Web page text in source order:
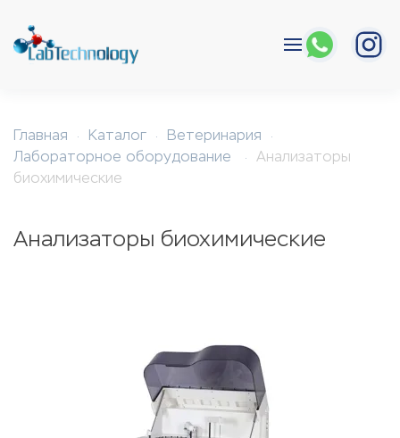
Перейти к содержимому
Главная Каталог
Ветеринария
Лабораторное оборудование
Анализаторы
биохимические
Анализаторы биохимические